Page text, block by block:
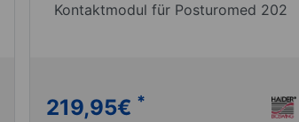
Kontaktmodul für Posturomed 202
219,95€ *